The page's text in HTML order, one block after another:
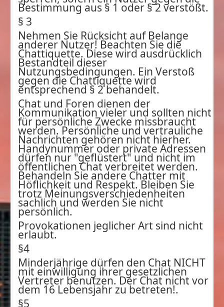
Bestimmung aus § 1 oder § 2 verstößt.
§ 3
Nehmen Sie Rücksicht auf Belange
anderer Nutzer! Beachten Sie die
Chattiquette. Diese wird ausdrücklich
Bestandteil dieser
Nutzungsbedingungen. Ein Verstoß
gegen die Chattiquette wird
entsprechend § 2 behandelt.
Chat und Foren dienen der
Kommunikation vieler und sollten nicht
für persönliche Zwecke missbraucht
werden. Persönliche und vertrauliche
Nachrichten gehören nicht hierher.
Handynummer oder private Adressen
dürfen nur "geflüstert" und nicht im
öffentlichen Chat verbreitet werden.
Behandeln Sie andere Chatter mit
Höflichkeit und Respekt. Bleiben Sie
trotz Meinungsverschiedenheiten
sachlich und werden Sie nicht
persönlich.
Provokationen jeglicher Art sind nicht
erlaubt.
§4
Minderjährige dürfen den Chat NICHT
mit einwilligung ihrer gesetzlichen
Vertreter benutzen. Der Chat nicht vor
dem 16 Lebensjahr zu betreten!.
§5